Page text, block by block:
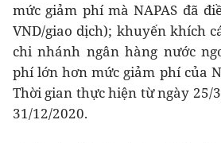
mức giảm phí mà NAPAS đã
VND/giao dịch); khuyến khích
chi nhánh ngân hàng nước
phí lớn hơn mức giảm phí của
Thời gian thực hiện từ ngày 25/
31/12/2020.